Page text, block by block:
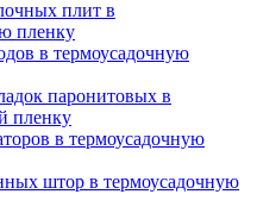
плит в
пленку
в термоусадочную
паронитовых в
пленку
в термоусадочную
штор в термоусадочную